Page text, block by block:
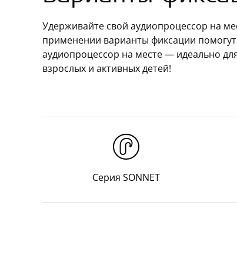
Удерживайте свой аудиопроцессор на
применении варианты фиксации
аудиопроцессор на месте — идеально
взрослых и активных детей!
Серия SONNET